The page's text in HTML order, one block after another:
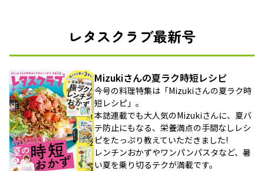
レタスクラブ最新号
Mizukiさんの夏ラク時短レシピ
今号の料理特集は「Mizukiさんの夏ラク時
短レシピ」。
本誌連載でも大人気のMizukiさんに、夏バ
テ防止にもなる、栄養満点の手間なしレシ
ピをたっぷり教えていただきました!
レンチンおかずやワンパンパスタなど、暑
い夏を乗り切るテクが満載です。